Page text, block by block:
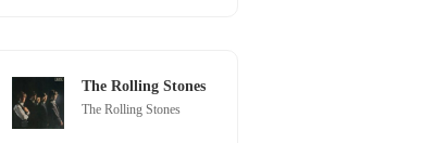
The Rolling Stones
The Rolling Stones